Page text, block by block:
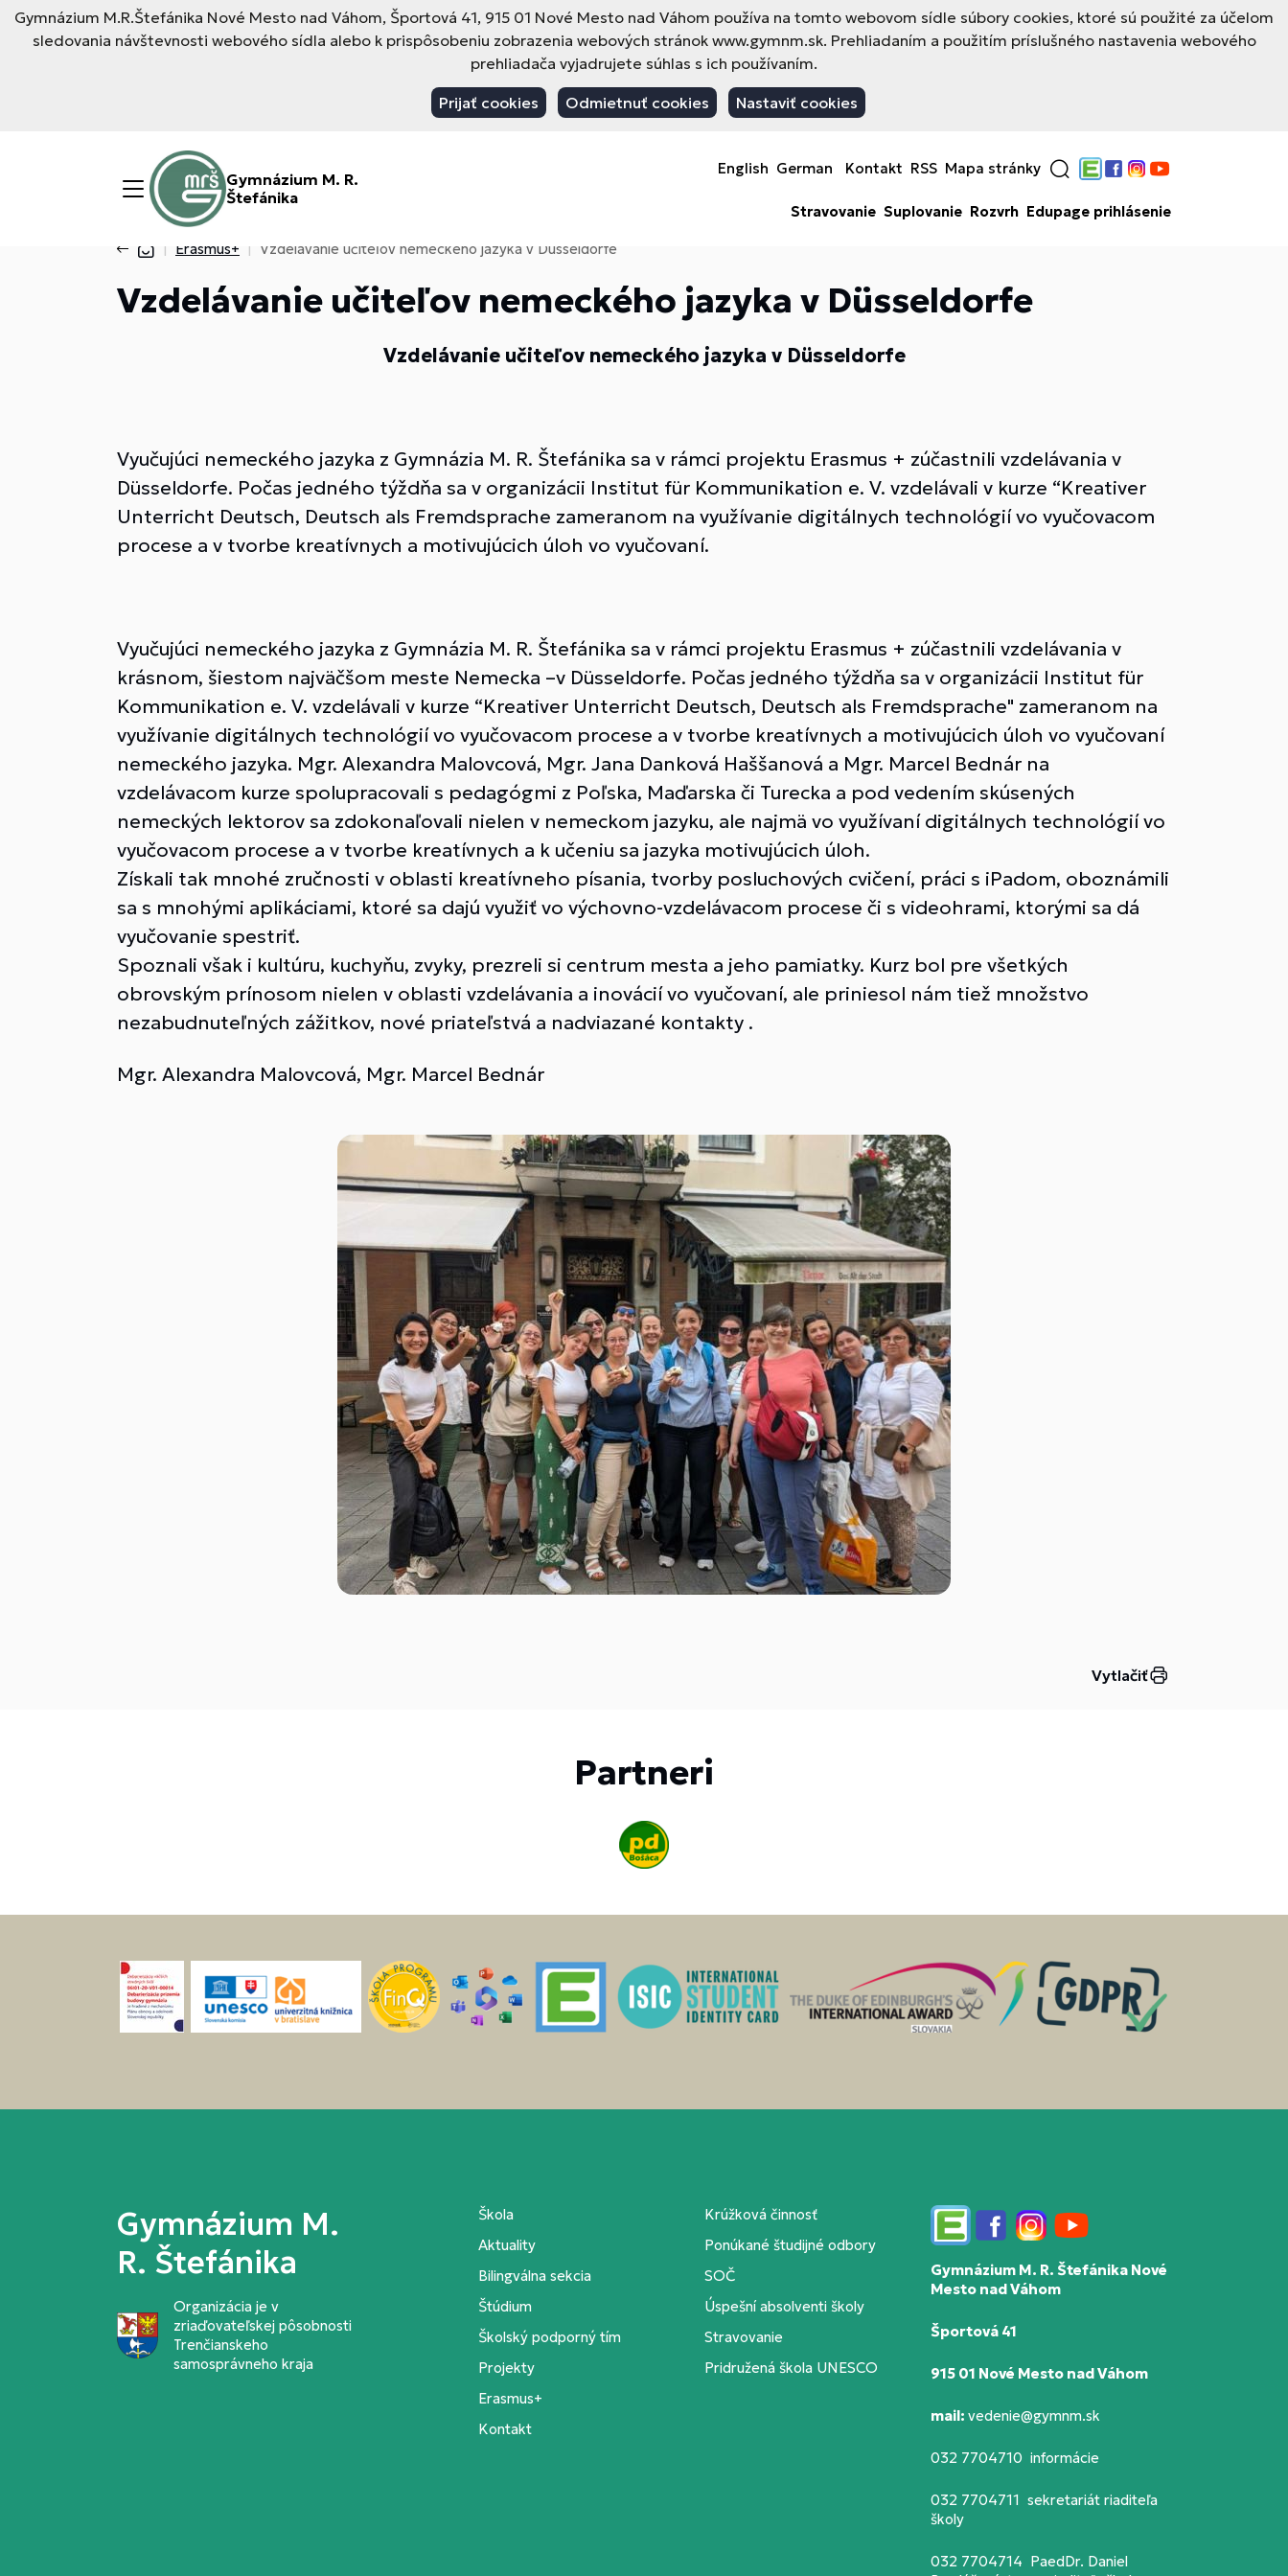
Gymnázium M.R.Štefánika Nové Mesto nad Váhom, Športová 41, 915 01 Nové Mesto nad Váhom používa na tomto webovom sídle súbory cookies, ktoré sú použité za účelom
sledovania návštevnosti webového sídla alebo k prispôsobeniu zobrazenia webových stránok www.gymnm.sk. Prehliadaním a použitím príslušného nastavenia webového
prehliadača vyjadrujete súhlas s ich používaním.
Prijať cookies Odmietnuť cookies Nastaviť cookies
Gymnázium M. R.
Štefánika
English German Kontakt RSS Mapa stránky
Edupage
Facebook
Instagram
YouTube
Stravovanie Suplovanie Rozvrh Edupage prihlásenie
Erasmus+ Vzdelávanie učiteľov nemeckého jazyka v Düsseldorfe
Vzdelávanie učiteľov nemeckého jazyka v Düsseldorfe
Vzdelávanie učiteľov nemeckého jazyka v Düsseldorfe
Vyučujúci nemeckého jazyka z Gymnázia M. R. Štefánika sa v rámci projektu Erasmus + zúčastnili vzdelávania v
Düsseldorfe. Počas jedného týždňa sa v organizácii Institut für Kommunikation e. V. vzdelávali v kurze “Kreativer
Unterricht Deutsch, Deutsch als Fremdsprache zameranom na využívanie digitálnych technológií vo vyučovacom
procese a v tvorbe kreatívnych a motivujúcich úloh vo vyučovaní.
Vyučujúci nemeckého jazyka z Gymnázia M. R. Štefánika sa v rámci projektu Erasmus + zúčastnili vzdelávania v
krásnom, šiestom najväčšom meste Nemecka –v Düsseldorfe. Počas jedného týždňa sa v organizácii Institut für
Kommunikation e. V. vzdelávali v kurze “Kreativer Unterricht Deutsch, Deutsch als Fremdsprache" zameranom na
využívanie digitálnych technológií vo vyučovacom procese a v tvorbe kreatívnych a motivujúcich úloh vo vyučovaní
nemeckého jazyka. Mgr. Alexandra Malovcová, Mgr. Jana Danková Haššanová a Mgr. Marcel Bednár na
vzdelávacom kurze spolupracovali s pedagógmi z Poľska, Maďarska či Turecka a pod vedením skúsených
nemeckých lektorov sa zdokonaľovali nielen v nemeckom jazyku, ale najmä vo využívaní digitálnych technológií vo
vyučovacom procese a v tvorbe kreatívnych a k učeniu sa jazyka motivujúcich úloh.
Získali tak mnohé zručnosti v oblasti kreatívneho písania, tvorby posluchových cvičení, práci s iPadom, oboznámili
sa s mnohými aplikáciami, ktoré sa dajú využiť vo výchovno-vzdelávacom procese či s videohrami, ktorými sa dá
vyučovanie spestriť.
Spoznali však i kultúru, kuchyňu, zvyky, prezreli si centrum mesta a jeho pamiatky. Kurz bol pre všetkých
obrovským prínosom nielen v oblasti vzdelávania a inovácií vo vyučovaní, ale priniesol nám tiež množstvo
nezabudnuteľných zážitkov, nové priateľstvá a nadviazané kontakty .
Mgr. Alexandra Malovcová, Mgr. Marcel Bednár
Vytlačiť
Partneri
Gymnázium M.
R. Štefánika
Organizácia je v
zriaďovateľskej pôsobnosti
Trenčianskeho
samosprávneho kraja
Škola
Aktuality
Bilingválna sekcia
Štúdium
Školský podporný tím
Projekty
Erasmus+
Kontakt
Krúžková činnosť
Ponúkané študijné odbory
SOČ
Úspešní absolventi školy
Stravovanie
Pridružená škola UNESCO
EdupageFacebookInstagramYouTube
Gymnázium M. R. Štefánika Nové
Mesto nad Váhom
Športová 41
915 01 Nové Mesto nad Váhom
mail: vedenie@gymnm.sk
032 7704710 informácie
032 7704711 sekretariát riaditeľa
školy
032 7704714 PaedDr. Daniel